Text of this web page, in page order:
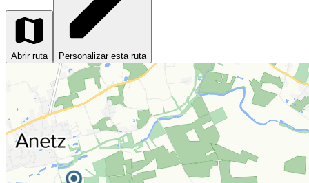
Abrir ruta Personalizar esta ruta